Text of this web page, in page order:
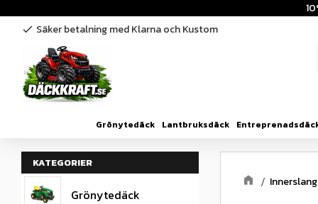
check Säker betalning med Klarna och Kustom
Grönytedäck Lantbruksdäck
Innerslang
KATEGORIER
Grönytedäck